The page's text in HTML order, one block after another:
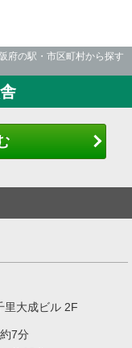
府の駅・市区町村から探す
里大成ビル 2F
7分